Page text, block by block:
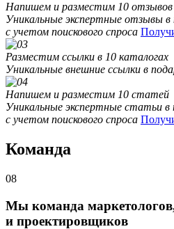
Напишем и разместим 10 отзывов
Уникальные экспертные отзывы в
с учетом поискового спроса
Разместим ссылки в 10 каталогах
Уникальные внешние ссылки в
Напишем и разместим 10 статей
Уникальные экспертные статьи в
с учетом поискового спроса
Команда
08
Мы команда маркетологов,
и проектировщиков